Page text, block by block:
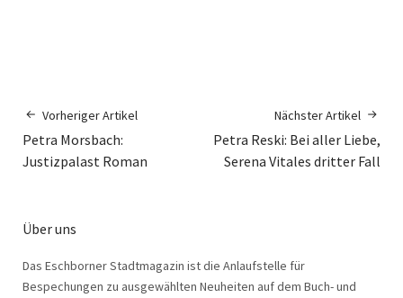
Vorheriger Artikel
Petra Morsbach:
Justizpalast Roman
Nächster Artikel
Petra Reski: Bei aller Liebe,
Serena Vitales dritter Fall
Über uns
Das Eschborner Stadtmagazin ist die Anlaufstelle für
Bespechungen zu ausgewählten Neuheiten auf dem Buch- und